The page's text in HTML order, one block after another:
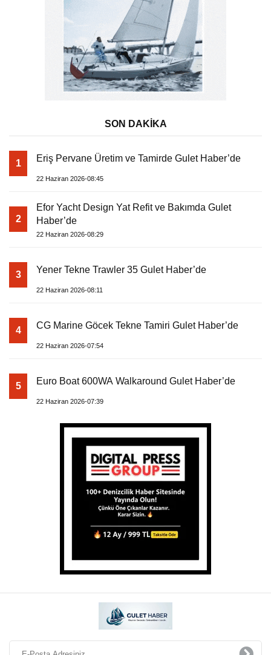
SON DAKİKA
1 Eriş Pervane Üretim ve Tamirde Gulet Haber’de
22 Haziran 2026-08:45
2
Efor Yacht Design Yat Refit ve Bakımda Gulet
Haber’de
22 Haziran 2026-08:29
3 Yener Tekne Trawler 35 Gulet Haber’de
22 Haziran 2026-08:11
4 CG Marine Göcek Tekne Tamiri Gulet Haber’de
22 Haziran 2026-07:54
5 Euro Boat 600WA Walkaround Gulet Haber’de
22 Haziran 2026-07:39